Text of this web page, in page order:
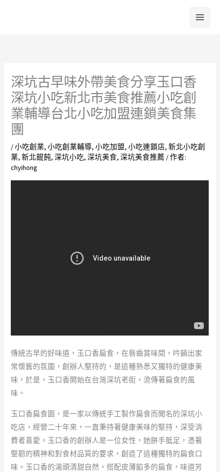
深坑古早味外帶美食分享玉口香
深坑小吃新北市美食推薦小吃創
業輔導台北小吃加盟連鎖美食集
團
/小吃創業,小吃創業輔導,小吃加盟,小吃連鎖店,新北小吃創
業,新北餛飩,深坑小吃,深坑美食,深坑美食推薦 / 作者:
chyihong
傳統古早的好味道，玉口香扁食，在唇齒賞味間，吟韻出家
常懷舊的氛圍，創辦人堅持的，是這種熟悉又獨特的健康美
味，於是，玉口香開始在台灣深坑老街，流傳著扁食的風
味。
玉口香扁食園，是一家以傳統手工製作扁食而聞名的深坑小
吃店，經營二十年來，一直秉持著健康美味的堅持，深受消
費者喜愛。玉口香的創辦人是一位女性，她胼手胝足，憑著
堅韌的精神和對食材品質的要求，創造了這種獨特的扁食口
味。玉口香的湯頭清甜自然，搭配皮薄餡多的扁食，味道芳